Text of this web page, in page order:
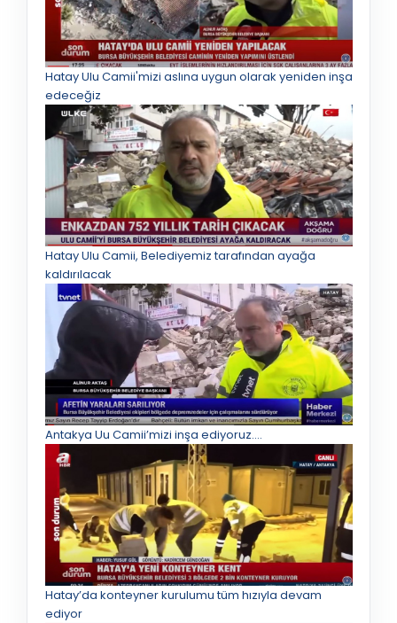
Hatay Ulu Camii'mizi aslına uygun olarak yeniden inşa
edeceğiz
Hatay Ulu Camii, Belediyemiz tarafından ayağa
kaldırılacak
Antakya Uu Camii’mizi inşa ediyoruz.…
Hatay’da konteyner kurulumu tüm hızıyla devam
ediyor